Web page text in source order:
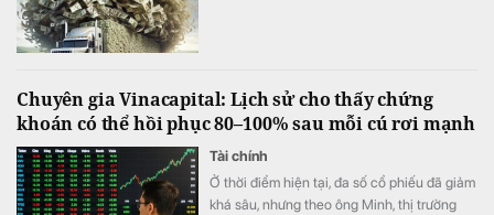
Chuyên gia Vinacapital: Lịch sử cho thấy chứng
khoán có thể hồi phục 80–100% sau mỗi cú rơi mạnh
Tài chính
Ở thời điểm hiện tại, đa số cổ phiếu đã giảm
khá sâu, nhưng theo ông Minh, thị trường